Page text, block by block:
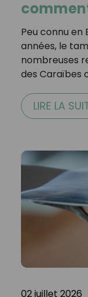
Peu connu en
années, le
nombreuses
des Caraïbes
LIRE LA
02 juillet 2026